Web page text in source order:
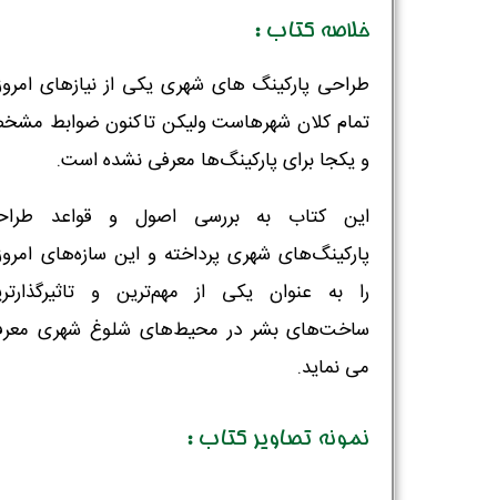
خلاصه کتاب :
طراحی پارکینگ های شهری یکی از نیازهای
تمام کلان شهرهاست ولیکن تاکنون ضوابط
و یکجا برای پارکینگ‌ها معرفی نشده است.
این کتاب به بررسی اصول و قواعد
پارکینگ‌های شهری پرداخته و این سازه‌های
را به عنوان یکی از مهم‌ترین و
ساخت‌های بشر در محیط‌های شلوغ شهری
می نماید.
نمونه تصاویر کتاب :